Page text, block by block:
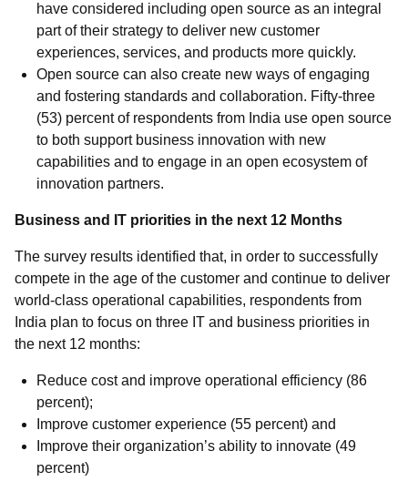
have considered including open source as an integral
part of their strategy to deliver new customer
experiences, services, and products more quickly.
Open source can also create new ways of engaging
and fostering standards and collaboration. Fifty-three
(53) percent of respondents from India use open source
to both support business innovation with new
capabilities and to engage in an open ecosystem of
innovation partners.
Business and IT priorities in the next 12 Months
The survey results identified that, in order to successfully
compete in the age of the customer and continue to deliver
world-class operational capabilities, respondents from
India plan to focus on three IT and business priorities in
the next 12 months:
Reduce cost and improve operational efficiency (86
percent);
Improve customer experience (55 percent) and
Improve their organization’s ability to innovate (49
percent)